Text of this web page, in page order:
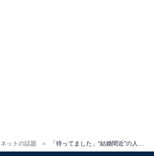
ネットの話題 「待ってました」“結婚間近”の人気カップルYouTuber、豪華な新居大公開に反響！ 「新築のお家素敵」